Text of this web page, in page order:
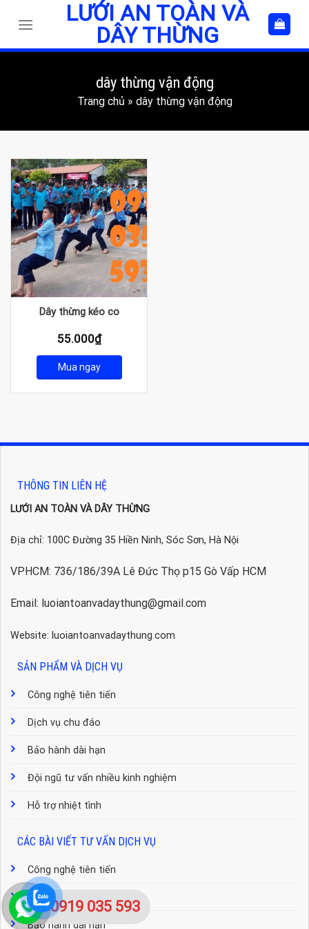
LƯỚI AN TOÀN VÀ
DÂY THỪNG
dây thừng vận động
Trang chủ » dây thừng vận động
Dây thừng kéo co
55.000₫
Mua ngay
THÔNG TIN LIÊN HỆ
LƯỚI AN TOÀN VÀ DÂY THỪNG
Địa chỉ: 100C Đường 35 Hiền Ninh, Sóc Sơn, Hà Nội
VPHCM: 736/186/39A Lê Đức Thọ p15 Gò Vấp HCM
Email: luoiantoanvadaythung@gmail.com
Website: luoiantoanvadaythung.com
SẢN PHẨM VÀ DỊCH VỤ
Công nghệ tiên tiến
Dịch vụ chu đáo
Bảo hành dài hạn
Đội ngũ tư vấn nhiều kinh nghiệm
Hỗ trợ nhiệt tình
CÁC BÀI VIẾT TƯ VẤN DỊCH VỤ
Công nghệ tiên tiến
Dịch vụ chu đáo
Bảo hành dài hạn
0919 035 593